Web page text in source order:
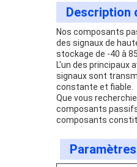
Description
Nos composants
des signaux de
stockage de -40 à
L'un des principaux
signaux sont
constante et fiable.
Que vous
composants
composants